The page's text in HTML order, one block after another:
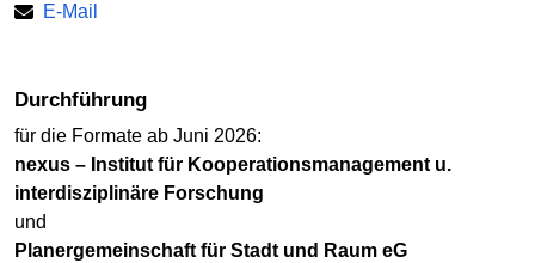
E-Mail
Durchführung
für die Formate ab Juni 2026:
nexus – Institut für Kooperationsmanagement u.
interdisziplinäre Forschung
und
Planergemeinschaft für Stadt und Raum eG